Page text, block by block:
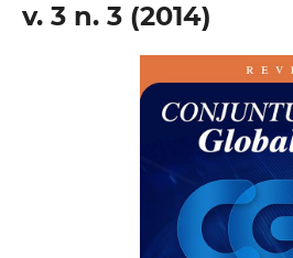
v. 3 n. 3 (2014)